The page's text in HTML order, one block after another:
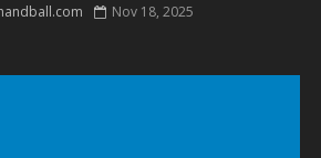
Nov 18, 2025